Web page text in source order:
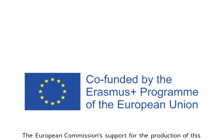
The European Commission’s support for the production of this